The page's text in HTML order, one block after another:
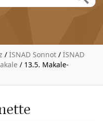
/ İSNAD Sonnot / İSNAD
/ 13.5. Makale-